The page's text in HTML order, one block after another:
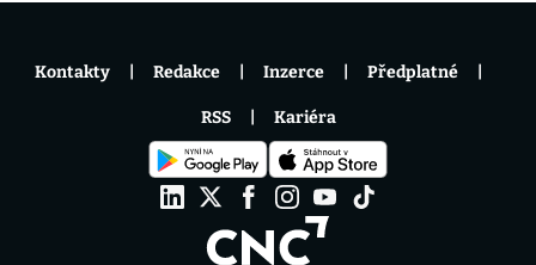
Kontakty Redakce Inzerce Předplatné
RSS Kariéra